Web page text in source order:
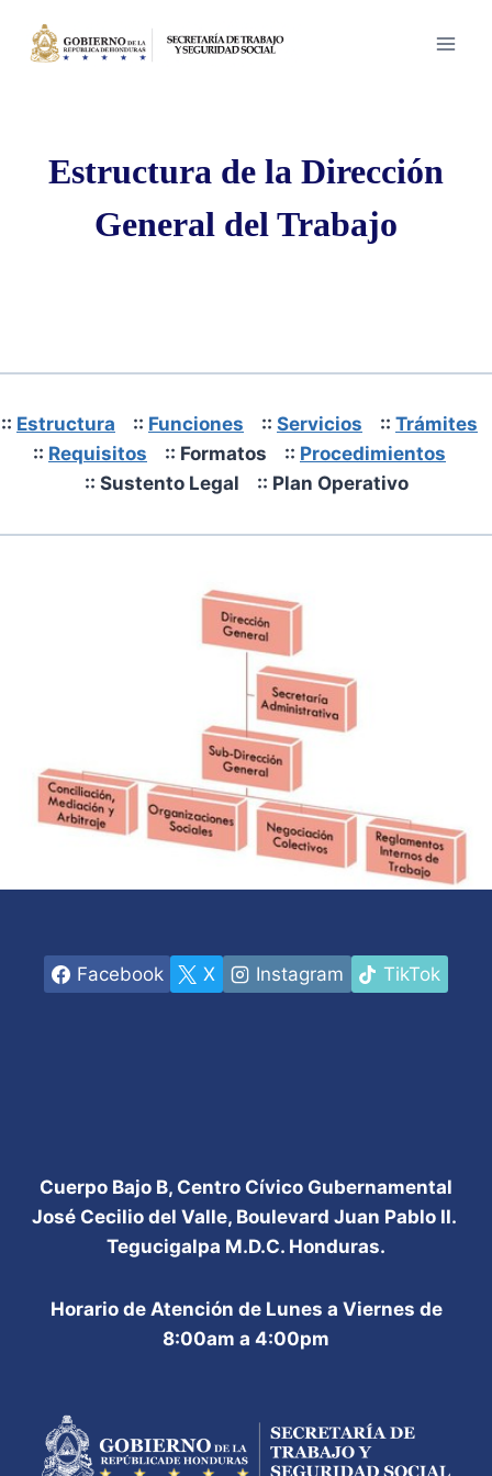
Estructura de la Dirección
General del Trabajo
:: Estructura :: Funciones :: Servicios :: Trámites
:: Requisitos :: Formatos :: Procedimientos
:: Sustento Legal :: Plan Operativo
Facebook X Instagram TikTok
Cuerpo Bajo B, Centro Cívico Gubernamental
José Cecilio del Valle, Boulevard Juan Pablo II.
Tegucigalpa M.D.C. Honduras.
Horario de Atención de Lunes a Viernes de
8:00am a 4:00pm